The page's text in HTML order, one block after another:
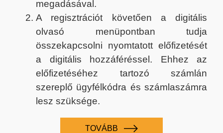
megadásával.
A regisztrációt követően a digitális
olvasó menüpontban tudja
összekapcsolni nyomtatott előfizetését
a digitális hozzáféréssel. Ehhez az
előfizetéséhez tartozó számlán
szereplő ügyfélkódra és számlaszámra
lesz szüksége.
TOVÁBB